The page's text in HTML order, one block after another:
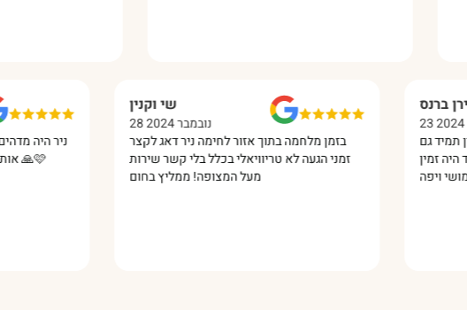
שי וקנין
28 נובמבר 2024
בזמן מלחמה בתוך אזור לחימה ניר דאג לקצר
זמני הגעה לא טריוויאלי בכלל בלי קשר שירות
מעל המצופה! ממליץ בחום
שירן ברנס
23 דצמבר 2024
מעץ שירות מעולה זמין תמיד גם
שאלה ששאלתי תמיד היה זמין